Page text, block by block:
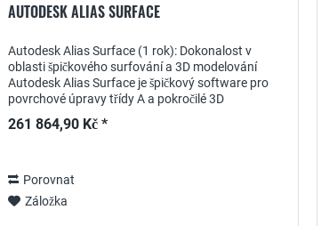
AUTODESK ALIAS SURFACE
Autodesk Alias Surface (1 rok): Dokonalost v
oblasti špičkového surfování a 3D modelování
Autodesk Alias Surface je špičkový software pro
povrchové úpravy třídy A a pokročilé 3D
a letecký...
261 864,90 Kč *
Porovnat
Záložka